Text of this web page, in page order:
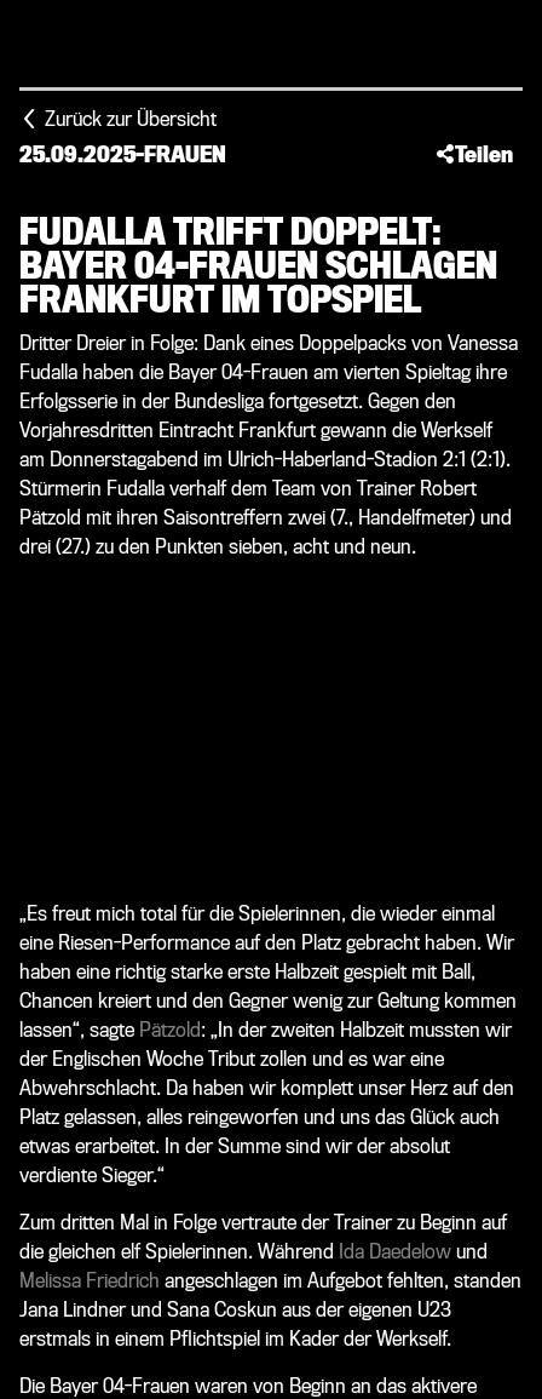
Zurück zur Übersicht
25.09.2025-FRAUEN Teilen
FUDALLA TRIFFT DOPPELT:
BAYER 04-FRAUEN SCHLAGEN
FRANKFURT IM TOPSPIEL
Dritter Dreier in Folge: Dank eines Doppelpacks von Vanessa
Fudalla haben die Bayer 04-Frauen am vierten Spieltag ihre
Erfolgsserie in der Bundesliga fortgesetzt. Gegen den
Vorjahresdritten Eintracht Frankfurt gewann die Werkself
am Donnerstagabend im Ulrich-Haberland-Stadion 2:1 (2:1).
Stürmerin Fudalla verhalf dem Team von Trainer Robert
Pätzold mit ihren Saisontreffern zwei (7., Handelfmeter) und
drei (27.) zu den Punkten sieben, acht und neun.
„Es freut mich total für die Spielerinnen, die wieder einmal
eine Riesen-Performance auf den Platz gebracht haben. Wir
haben eine richtig starke erste Halbzeit gespielt mit Ball,
Chancen kreiert und den Gegner wenig zur Geltung kommen
lassen“, sagte Pätzold: „In der zweiten Halbzeit mussten wir
der Englischen Woche Tribut zollen und es war eine
Abwehrschlacht. Da haben wir komplett unser Herz auf den
Platz gelassen, alles reingeworfen und uns das Glück auch
etwas erarbeitet. In der Summe sind wir der absolut
verdiente Sieger.“
Zum dritten Mal in Folge vertraute der Trainer zu Beginn auf
die gleichen elf Spielerinnen. Während Ida Daedelow und
Melissa Friedrich angeschlagen im Aufgebot fehlten, standen
Jana Lindner und Sana Coskun aus der eigenen U23
erstmals in einem Pflichtspiel im Kader der Werkself.
Die Bayer 04-Frauen waren von Beginn an das aktivere